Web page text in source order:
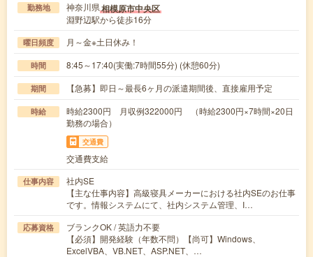
勤務地 神奈川県相模原市中央区
淵野辺駅から徒歩16分
曜日頻度 月～金※土日休み！
時間 8:45～17:40(実働:7時間55分) (休憩60分)
期間 【急募】即日～最長6ヶ月の派遣期間後、直接雇用予定
時給
時給2300円 月収例322000円 （時給2300円×7時間×20日
勤務の場合）
交通費
交通費支給
仕事内容
社内SE
【主な仕事内容】高級寝具メーカーにおける社内SEのお仕事
です。情報システムにて、社内システム管理、I…
応募資格
ブランクOK / 英語力不要
【必須】開発経験（年数不問）【尚可】Windows、
ExcelVBA、VB.NET、ASP.NET、…